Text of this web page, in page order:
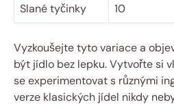
Slané tyčinky
10
Vyzkoušejte tyto variace a
být jídlo bez lepku. Vytvořte si
se experimentovat s různými
verze klasických jídel nikdy